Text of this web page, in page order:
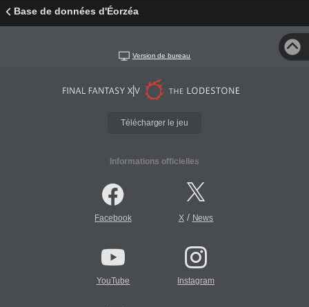
Base de données d'Éorzéa
Version de bureau
Télécharger le jeu
Informations officielles
Facebook X/ News
YouTube Instagram